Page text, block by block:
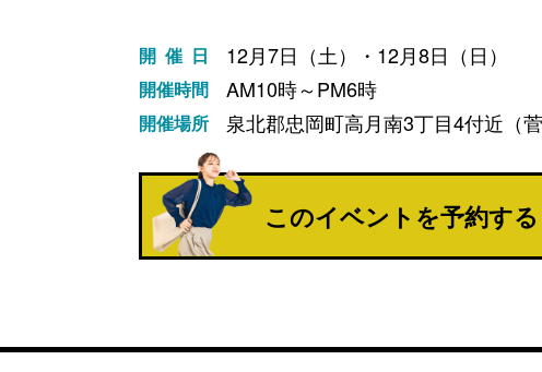
開催日 12月7日（土）・12月8日（日）
開催時間 AM10時～PM6時
開催場所 泉北郡忠岡町高月南3丁目4付近（
このイベントを予約する